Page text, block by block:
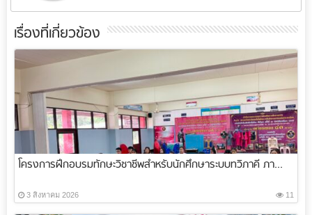
เรื่องที่เกี่ยวข้อง
โครงการฝึกอบรมทักษะวิชาชีพสำหรับนักศึกษาระบบทวิภาคี ภา...
3 สิงหาคม 2026 11